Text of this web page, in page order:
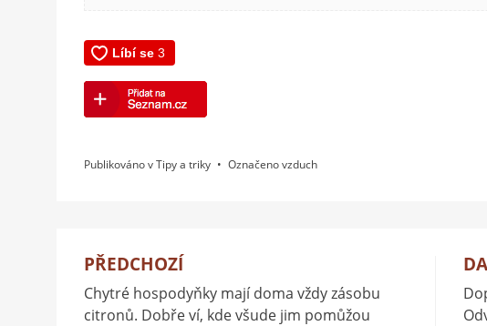
Publikováno vTipy a triky Označenovzduch
Navigace
pro
PŘEDCHOZÍ
Chytré hospodyňky mají doma vždy zásobu
citronů. Dobře ví, kde všude jim pomůžou